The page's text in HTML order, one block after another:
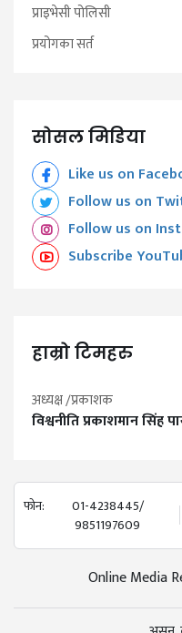
प्राइभेसी पोलिसी
प्रयोगका सर्त
सोसल मिडिया
Like us on
Follow us on
Follow us on
Subscribe
हाम्रो टिमहरु
अध्यक्ष /प्रकाशक
विश्वनीति प्रकाशमान सिंह
फोन:
01-4238445/
9851197609
Online Media